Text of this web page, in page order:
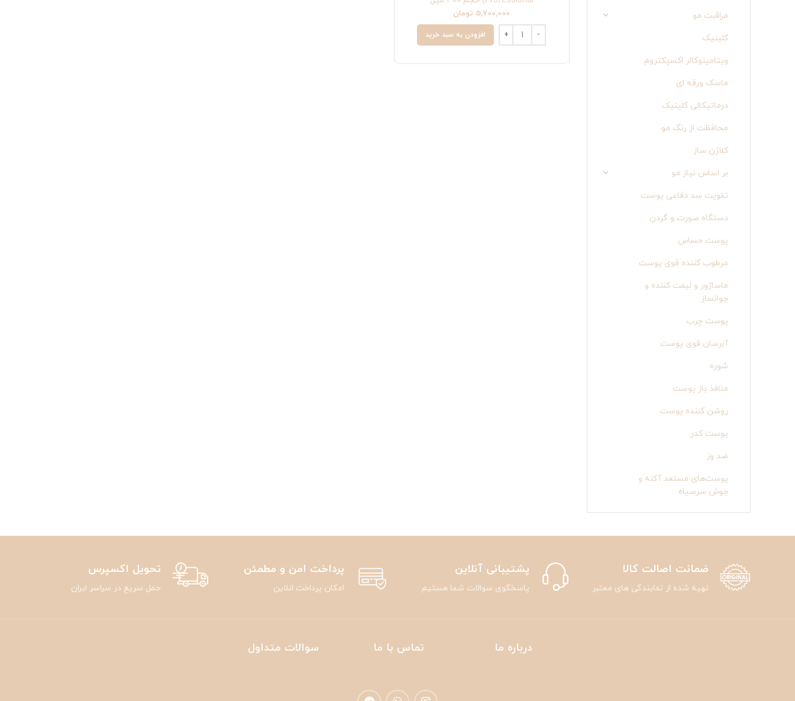
مراقبت مو
کلینیک
ویتامینوکالر اکسپکتروم
ماسک ورقه ای
درماتیکالی کلینیک
محافظت از رنگ مو
کلاژن ساز
بر اساس نیاز مو
تقویت سد دفاعی پوست
دستگاه صورت و گردن
پوست حساس
مرطوب کننده قوی پوست
ماساژور و لیفت کننده و
جوانساز
پوست چرب
آبرسان قوی پوست
شوره
منافذ باز پوست
روشن کننده پوست
پوست کدر
ضد وز
پوست‌های مستعد آکنه و
جوش سرسیاه
5,700,000 تومان
افزودن به سبد خرید
ضمانت اصالت کالا
تهیه شده از نمایندگی های معتبر
پشتیبانی آنلاین
پاسخگوی سوالات شما هستیم
پرداخت امن و مطمئن
امکان پرداخت انلاین
تحویل اکسپرس
حمل سریع در سراسر ایران
درباره ما تماس با ما سوالات متداول